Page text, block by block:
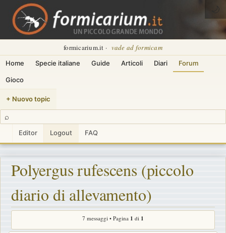
formicarium.it · vade ad formicam
Home Specie italiane Guide Articoli Diari Forum
Gioco
+ Nuovo topic
⌕
Editor Logout FAQ
🌙
Polyergus rufescens (piccolo
diario di allevamento)
7 messaggi • Pagina 1 di 1